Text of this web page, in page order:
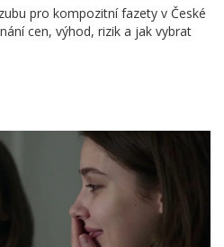
pro kompozitní fazety v České
cen, výhod, rizik a jak vybrat